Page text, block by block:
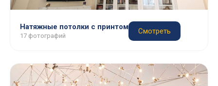
Натяжные потолки с принтом
17 фотографий
Смотреть